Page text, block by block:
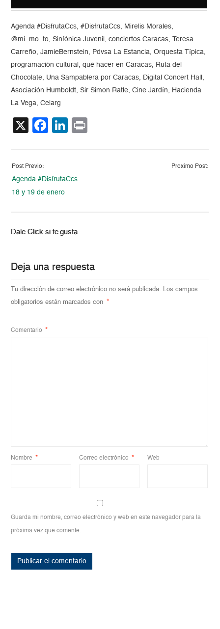
Agenda #DisfrutaCcs, #DisfrutaCcs, Mirelis Morales,
@mi_mo_to, Sinfónica Juvenil, conciertos Caracas, Teresa
Carreño, JamieBernstein, Pdvsa La Estancia, Orquesta Típica,
programación cultural, qué hacer en Caracas, Ruta del
Chocolate, Una Sampablera por Caracas, Digital Concert Hall,
Asociación Humboldt, Sir Simon Ratle, Cine Jardín, Hacienda
La Vega, Celarg
X Facebook
LinkedIn
Post Previo:
Agenda #DisfrutaCcs
18 y 19 de enero
Proximo Post:
Dale Click si te gusta
Deja una respuesta
Tu dirección de correo electrónico no será publicada. Los campos
obligatorios están marcados con
*
Comentario *
Nombre * Correo electrónico * Web
Guarda mi nombre, correo electrónico y web en este navegador para la
próxima vez que comente.